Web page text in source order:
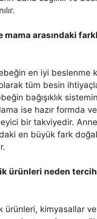
mama arasındaki
en iyi beslenme
tüm besin
bağışıklık
ise hazır formda
bir takviyedir.
en büyük fark doğal
ürünleri neden tercih
ürünleri, kimyasallar